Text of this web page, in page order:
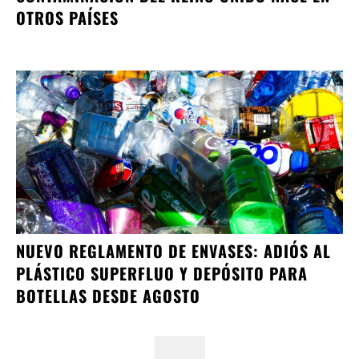
OTROS PAÍSES
NUEVO REGLAMENTO DE ENVASES: ADIÓS AL
PLÁSTICO SUPERFLUO Y DEPÓSITO PARA
BOTELLAS DESDE AGOSTO